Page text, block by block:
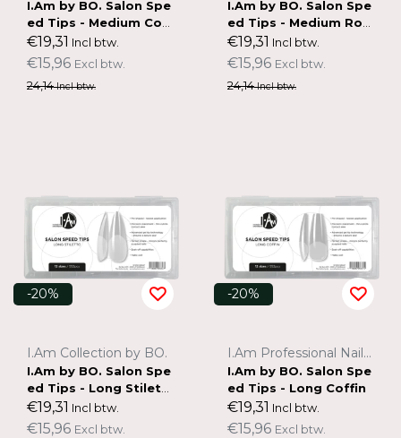
I.Am by BO. Salon Spe
ed Tips - Medium Cof
fin
€19,31 Incl btw.
€15,96 Excl btw.
24,14Incl btw.
I.Am by BO. Salon Spe
ed Tips - Medium Rou
nd
€19,31 Incl btw.
€15,96 Excl btw.
24,14Incl btw.
-20%
I.Am Collection by BO.
I.Am by BO. Salon Spe
ed Tips - Long Stilett
o
€19,31 Incl btw.
€15,96 Excl btw.
-20%
I.Am Professional Nail Systems
I.Am by BO. Salon Spe
ed Tips - Long Coffin
€19,31 Incl btw.
€15,96 Excl btw.